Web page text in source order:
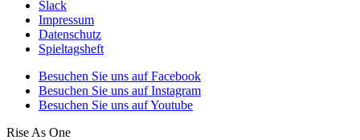
Slack
Impressum
Datenschutz
Spieltagsheft
Besuchen Sie uns auf Facebook
Besuchen Sie uns auf Instagram
Besuchen Sie uns auf Youtube
Rise As One